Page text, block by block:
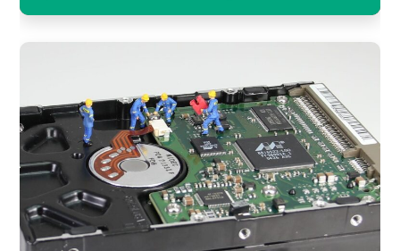
TÉCNICO AUXILIAR
INFORMÁTICA ESTADO
INFÓRMATE